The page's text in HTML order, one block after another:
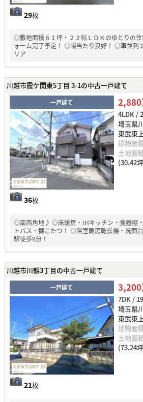
29枚
◎敷地面積６１坪・２２帖ＬＤＫのゆとりの
ォーム完了予定！ ◎陽当たり良好！ ◎車並列
リア
川越市霞ケ関東5丁目 3-1の中古一戸建て
一戸建て
36枚
2,880
4LDK /
埼玉県
東武東
建物面
土地面
(30.42
◎南西角地♪ ◎床暖房・IHキッチン・食器棚
トバス・掘こたつ！ ◎浴室暖房乾燥機・洗面
駅徒歩9分！
川越市川鶴3丁目の中古一戸建て
一戸建て
21枚
3,200
7DK /
埼玉県
東武東
建物面
土地面
(73.24